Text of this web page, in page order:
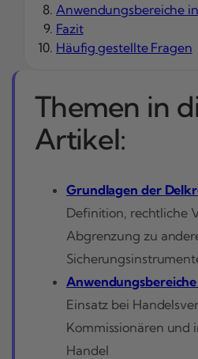
Anwendungsbereiche
Fazit
Häufig gestellte Fragen
Themen in
Artikel:
Grundlagen der
Definition, rechtliche
Abgrenzung zu
Einsatz bei
Kommissionären und
Handel